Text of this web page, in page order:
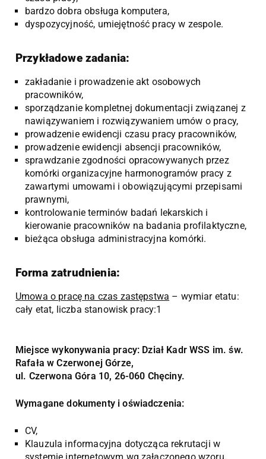
bardzo dobra obsługa komputera,
dyspozycyjność, umiejętność pracy w zespole.
Przykładowe zadania:
zakładanie i prowadzenie akt osobowych
pracowników,
sporządzanie kompletnej dokumentacji związanej z
nawiązywaniem i rozwiązywaniem umów o pracy,
prowadzenie ewidencji czasu pracy pracowników,
prowadzenie ewidencji absencji pracowników,
sprawdzanie zgodności opracowywanych przez
komórki organizacyjne harmonogramów pracy z
zawartymi umowami i obowiązującymi przepisami
prawnymi,
kontrolowanie terminów badań lekarskich i
kierowanie pracowników na badania profilaktyczne,
bieżąca obsługa administracyjna komórki.
Forma zatrudnienia:
Umowa o pracę na czas zastępstwa – wymiar etatu:
cały etat, liczba stanowisk pracy:1
Miejsce wykonywania pracy: Dział Kadr WSS im. św.
Rafała w Czerwonej Górze,
ul. Czerwona Góra 10, 26-060 Chęciny.
Wymagane dokumenty i oświadczenia:
CV,
Klauzula informacyjna dotycząca rekrutacji w